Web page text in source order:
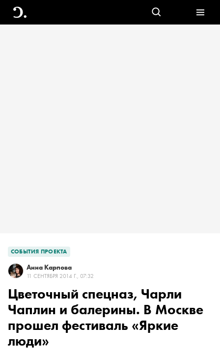
СОБЫТИЯ ПРОЕКТА
Анна Карпова
11 СЕНТЯБРЯ 2014 Г., 07:32
Цветочный спецназ, Чарли
Чаплин и балерины. В Москве
прошел фестиваль «Яркие
люди»